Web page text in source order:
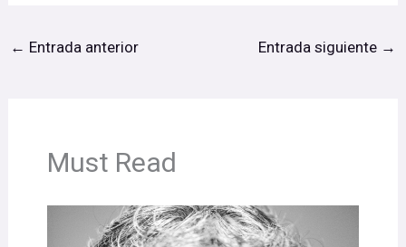
← Entrada anterior Entrada siguiente →
Must Read